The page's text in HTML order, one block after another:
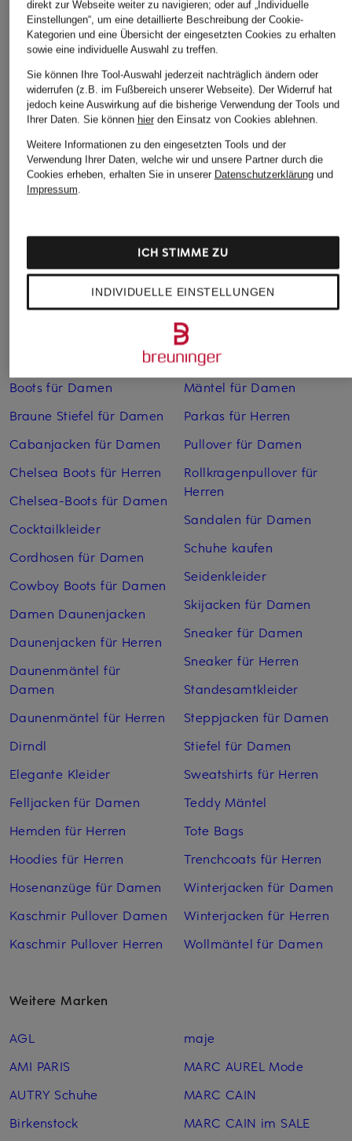
Barrel Jeans LISSIE
BOLD
89,99 €
CLOSED
Straight Jeans PEDAL
PUSHER
149,99 €
Bestpreis: 110,49 €
Ursprünglich:220 €
Cropped Jeans
59,99 €
Ursprünglich:89,99 €
Weitere Kategorien
Boots für Damen
Braune Stiefel für Damen
Cabanjacken für Damen
Chelsea Boots für Herren
Chelsea-Boots für Damen
Cocktailkleider
Cordhosen für Damen
Cowboy Boots für Damen
Damen Daunenjacken
Daunenjacken für Herren
Daunenmäntel für
Damen
Daunenmäntel für Herren
Dirndl
Elegante Kleider
Felljacken für Damen
Hemden für Herren
Hoodies für Herren
Hosenanzüge für Damen
Kaschmir Pullover Damen
Kaschmir Pullover Herren
Kleider
Lange Ballkleider
Lederjacken für Damen
Mäntel für Damen
Parkas für Herren
Pullover für Damen
Rollkragenpullover für
Herren
Sandalen für Damen
Schuhe kaufen
Seidenkleider
Skijacken für Damen
Sneaker für Damen
Sneaker für Herren
Standesamtkleider
Steppjacken für Damen
Stiefel für Damen
Sweatshirts für Herren
Teddy Mäntel
Tote Bags
Trenchcoats für Herren
Winterjacken für Damen
Winterjacken für Herren
Wollmäntel für Damen
Weitere Marken
AGL
AMI PARIS
AUTRY Schuhe
Birkenstock
maje
MARC AUREL Mode
MARC CAIN
MARC CAIN im SALE
direkt zur Webseite weiter zu navigieren; oder auf „Individuelle
Einstellungen“, um eine detaillierte Beschreibung der Cookie-
Kategorien und eine Übersicht der eingesetzten Cookies zu erhalten
sowie eine individuelle Auswahl zu treffen.
Sie können Ihre Tool-Auswahl jederzeit nachträglich ändern oder
widerrufen (z.B. im Fußbereich unserer Webseite). Der Widerruf hat
jedoch keine Auswirkung auf die bisherige Verwendung der Tools und
Ihrer Daten. Sie können hierden Einsatz von Cookies ablehnen.
Weitere Informationen zu den eingesetzten Tools und der
Verwendung Ihrer Daten, welche wir und unsere Partner durch die
Cookies erheben, erhalten Sie in unserer Datenschutzerklärungund
Impressum.
INDIVIDUELLE EINSTELLUNGEN
ICH STIMME ZU